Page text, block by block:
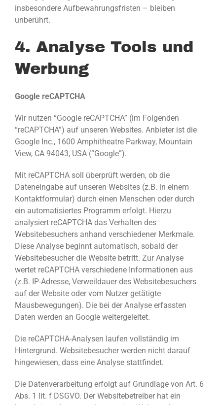
insbesondere Aufbewahrungsfristen – bleiben
unberührt.
4. Analyse Tools und
Werbung
Google reCAPTCHA
Wir nutzen “Google reCAPTCHA” (im Folgenden
“reCAPTCHA”) auf unseren Websites. Anbieter ist die
Google Inc., 1600 Amphitheatre Parkway, Mountain
View, CA 94043, USA (“Google”).
Mit reCAPTCHA soll überprüft werden, ob die
Dateneingabe auf unseren Websites (z.B. in einem
Kontaktformular) durch einen Menschen oder durch
ein automatisiertes Programm erfolgt. Hierzu
analysiert reCAPTCHA das Verhalten des
Websitebesuchers anhand verschiedener Merkmale.
Diese Analyse beginnt automatisch, sobald der
Websitebesucher die Website betritt. Zur Analyse
wertet reCAPTCHA verschiedene Informationen aus
(z.B. IP-Adresse, Verweildauer des Websitebesuchers
auf der Website oder vom Nutzer getätigte
Mausbewegungen). Die bei der Analyse erfassten
Daten werden an Google weitergeleitet.
Die reCAPTCHA-Analysen laufen vollständig im
Hintergrund. Websitebesucher werden nicht darauf
hingewiesen, dass eine Analyse stattfindet.
Die Datenverarbeitung erfolgt auf Grundlage von Art. 6
Abs. 1 lit. f DSGVO. Der Websitebetreiber hat ein